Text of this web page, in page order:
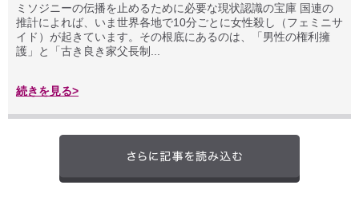
ミソジニーの伝播を止めるために必要な現状認識の宝庫 国連の
推計によれば、いま世界各地で10分ごとに女性殺し（フェミニサ
イド）が起きています。その根底にあるのは、「男性の権利擁
護」と「古き良き家父長制...
続きを見る>